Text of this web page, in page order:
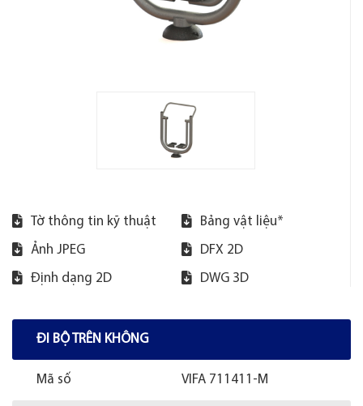
Tờ thông tin kỹ thuật Bảng vật liệu*
Ảnh JPEG DFX 2D
Định dạng 2D DWG 3D
ĐI BỘ TRÊN KHÔNG
Mã số VIFA 711411-M